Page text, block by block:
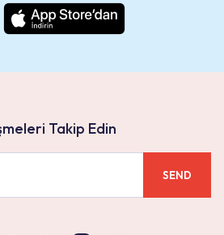
Takip Edin
SEND